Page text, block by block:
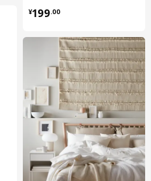
柔软的洁肤棉或吸水干发巾怎么样？
我们的产品都经过精心设计，经久耐
庭水疗中心营造谐美格调。
广泛的天然纤维之一。棉质织物柔
透气、吸湿，舒适亲肤。宜家现在正
力确保所有原生棉来源于种植时采用
用量的棉。
¥199.00
¥ 199.00